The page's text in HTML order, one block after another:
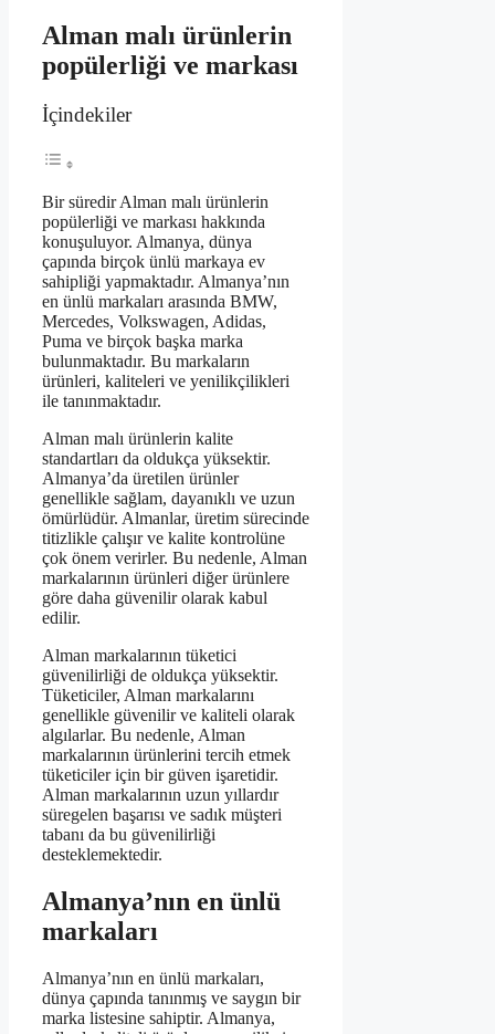
Alman malı ürünlerin
popülerliği ve markası
İçindekiler
Bir süredir Alman malı ürünlerin
popülerliği ve markası hakkında
konuşuluyor. Almanya, dünya
çapında birçok ünlü markaya ev
sahipliği yapmaktadır. Almanya’nın
en ünlü markaları arasında BMW,
Mercedes, Volkswagen, Adidas,
Puma ve birçok başka marka
bulunmaktadır. Bu markaların
ürünleri, kaliteleri ve yenilikçilikleri
ile tanınmaktadır.
Alman malı ürünlerin kalite
standartları da oldukça yüksektir.
Almanya’da üretilen ürünler
genellikle sağlam, dayanıklı ve uzun
ömürlüdür. Almanlar, üretim sürecinde
titizlikle çalışır ve kalite kontrolüne
çok önem verirler. Bu nedenle, Alman
markalarının ürünleri diğer ürünlere
göre daha güvenilir olarak kabul
edilir.
Alman markalarının tüketici
güvenilirliği de oldukça yüksektir.
Tüketiciler, Alman markalarını
genellikle güvenilir ve kaliteli olarak
algılarlar. Bu nedenle, Alman
markalarının ürünlerini tercih etmek
tüketiciler için bir güven işaretidir.
Alman markalarının uzun yıllardır
süregelen başarısı ve sadık müşteri
tabanı da bu güvenilirliği
desteklemektedir.
Almanya’nın en ünlü
markaları
Almanya’nın en ünlü markaları,
dünya çapında tanınmış ve saygın bir
marka listesine sahiptir. Almanya,